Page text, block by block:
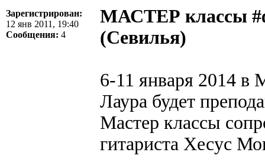
Зарегистрирован:
12 янв 2011, 19:40
Сообщения: 4
МАСТЕР классы
(Севилья)
6-11 января 2014 в
Лаура будет
Мастер классы
гитариста Хесус